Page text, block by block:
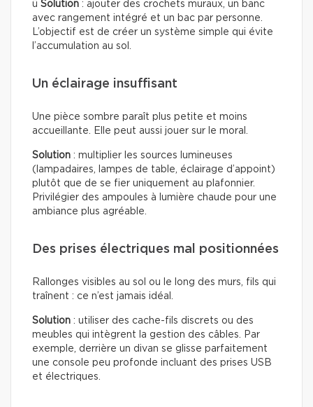
ü Solution : ajouter des crochets muraux, un banc
avec rangement intégré et un bac par personne.
L’objectif est de créer un système simple qui évite
l’accumulation au sol.
Un éclairage insuffisant
Une pièce sombre paraît plus petite et moins
accueillante. Elle peut aussi jouer sur le moral.
Solution : multiplier les sources lumineuses
(lampadaires, lampes de table, éclairage d’appoint)
plutôt que de se fier uniquement au plafonnier.
Privilégier des ampoules à lumière chaude pour une
ambiance plus agréable.
Des prises électriques mal positionnées
Rallonges visibles au sol ou le long des murs, fils qui
traînent : ce n’est jamais idéal.
Solution : utiliser des cache-fils discrets ou des
meubles qui intègrent la gestion des câbles. Par
exemple, derrière un divan se glisse parfaitement
une console peu profonde incluant des prises USB
et électriques.